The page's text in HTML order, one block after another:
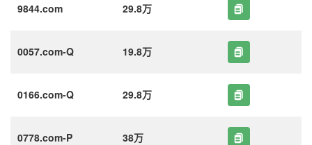
9844.com 29.8万
0057.com-Q 19.8万
0166.com-Q 29.8万
0778.com-P 38万